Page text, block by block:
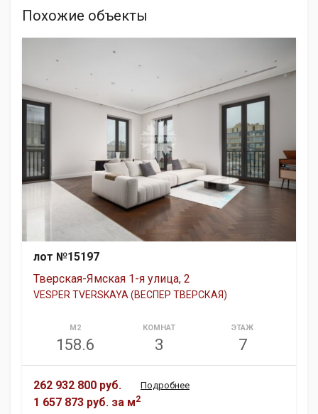
Похожие объекты
лот №15197
Тверская-Ямская 1-я улица, 2
VESPER TVERSKAYA (ВЕСПЕР ТВЕРСКАЯ)
М2
158.6
КОМНАТ
3
ЭТАЖ
7
262 932 800 руб.
1 657 873 руб. за м2
Подробнее